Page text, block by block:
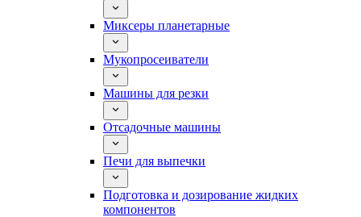
Миксеры планетарные
Мукопросеиватели
Машины для резки
Отсадочные машины
Печи для выпечки
Подготовка и дозирование жидких
компонентов